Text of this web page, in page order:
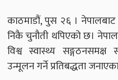
काठमाडौं, पुस २६ । नेपालबाट
निकै चुनौती थपिएको छ।
विश्व स्वास्थ्य
उन्मूलन गर्ने प्रतिबद्धता